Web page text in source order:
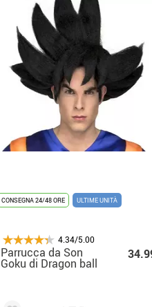
CONSEGNA 24/48 ORE ULTIME UNITÀ
4.34/5.00
Parrucca da Son
Goku di Dragon ball
in scatola per uomo